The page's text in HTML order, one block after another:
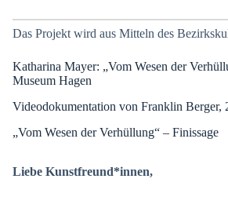
Das Projekt wird aus Mitteln des
Katharina Mayer: „Vom Wesen der
Museum Hagen
Videodokumentation von Franklin Berger,
„Vom Wesen der Verhüllung“ – Finissage
Liebe Kunstfreund*innen,